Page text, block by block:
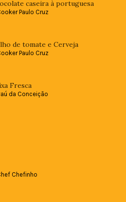
caseira à portuguesa
Paulo Cruz
de tomate e Cerveja
Paulo Cruz
Fresca
da Conceição
Chefinho